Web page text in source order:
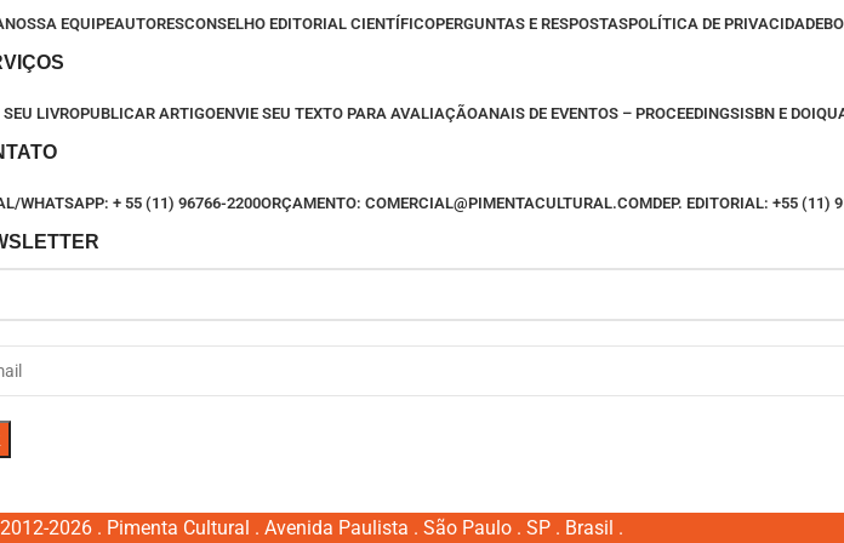
NOSSA EQUIPEAUTORESCONSELHO EDITORIAL CIENTÍFICOPERGUNTAS E RESPOSTASPOLÍTICA DE PRIVACIDADE
LIVROPUBLICAR ARTIGOENVIE SEU TEXTO PARA AVALIAÇÃOANAIS DE EVENTOS – PROCEEDINGSISBN E DOI
WHATSAPP: + 55 (11) 96766-2200ORÇAMENTO: COMERCIAL@PIMENTACULTURAL.COMDEP. EDITORIAL: +55 (11)
2012-2026 . Pimenta Cultural . Avenida Paulista . São Paulo . SP . Brasil .